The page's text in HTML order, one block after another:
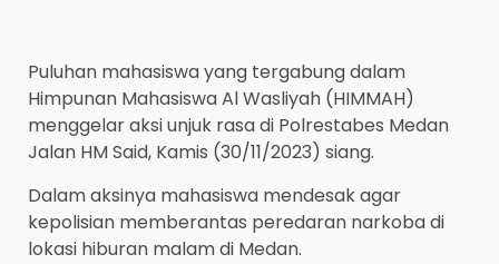
Puluhan mahasiswa yang tergabung dalam
Himpunan Mahasiswa Al Wasliyah (HIMMAH)
menggelar aksi unjuk rasa di Polrestabes Medan
Jalan HM Said, Kamis (30/11/2023) siang.
Dalam aksinya mahasiswa mendesak agar
kepolisian memberantas peredaran narkoba di
lokasi hiburan malam di Medan.